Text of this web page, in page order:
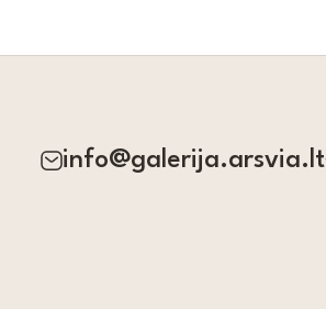
info@galerija.arsvia.lt